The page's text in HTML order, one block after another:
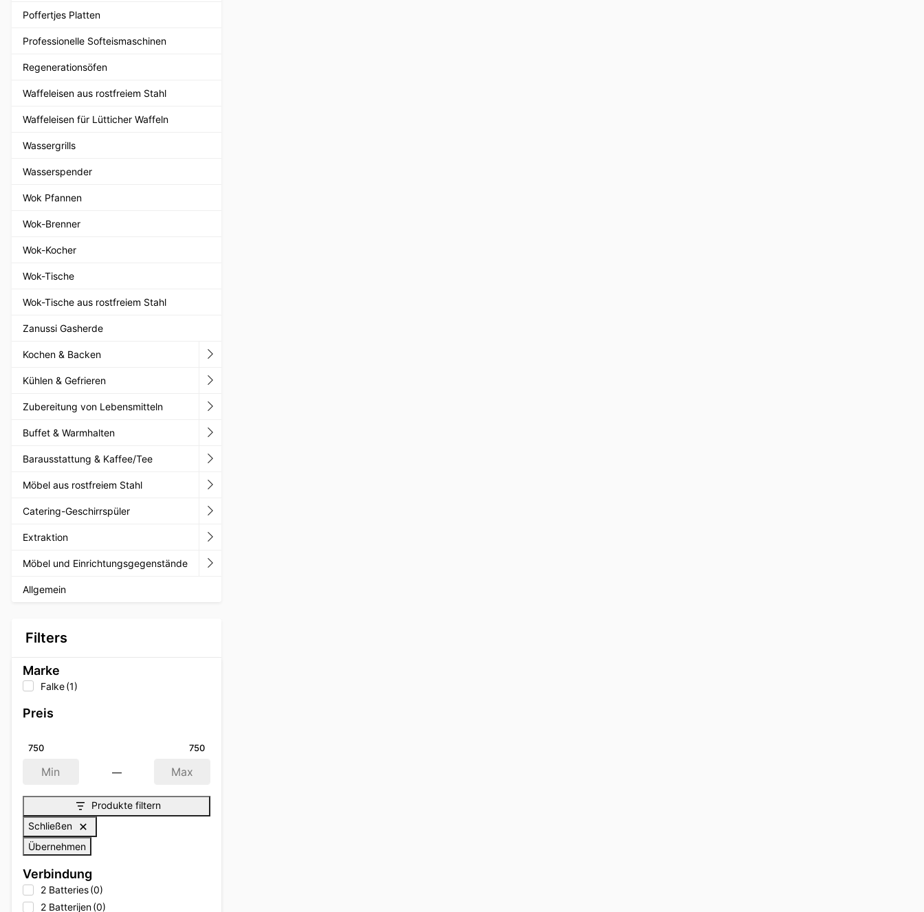
Poffertjes Platten
Professionelle Softeismaschinen
Regenerationsöfen
Waffeleisen aus rostfreiem Stahl
Waffeleisen für Lütticher Waffeln
Wassergrills
Wasserspender
Wok Pfannen
Wok-Brenner
Wok-Kocher
Wok-Tische
Wok-Tische aus rostfreiem Stahl
Zanussi Gasherde
Kochen & Backen
Kühlen & Gefrieren
Zubereitung von Lebensmitteln
Buffet & Warmhalten
Barausstattung & Kaffee/Tee
Möbel aus rostfreiem Stahl
Catering-Geschirrspüler
Extraktion
Möbel und Einrichtungsgegenstände
Allgemein
Filters
Marke
Falke(1)
Preis
—
750 750
Produkte filtern
Schließen
Übernehmen
Verbindung
2 Batteries(0)
2 Batterijen(0)